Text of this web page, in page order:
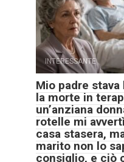
INTERESSANTE
Mio padre
la morte in
un’anziana
rotelle mi
casa stasera,
marito non lo
consiglio, e ciò